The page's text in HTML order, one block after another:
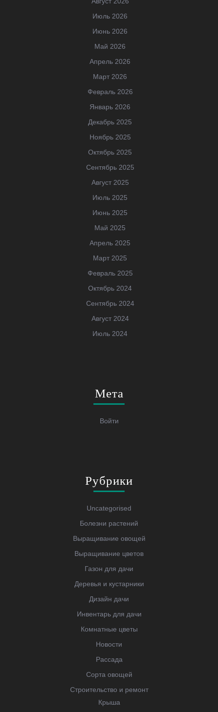
Июль 2026
Июнь 2026
Май 2026
Апрель 2026
Март 2026
Февраль 2026
Январь 2026
Декабрь 2025
Ноябрь 2025
Октябрь 2025
Сентябрь 2025
Август 2025
Июль 2025
Июнь 2025
Май 2025
Апрель 2025
Март 2025
Февраль 2025
Октябрь 2024
Сентябрь 2024
Август 2024
Июль 2024
Мета
Войти
Рубрики
Uncategorised
Болезни растений
Выращивание овощей
Выращивание цветов
Газон для дачи
Деревья и кустарники
Дизайн дачи
Инвентарь для дачи
Комнатные цветы
Новости
Рассада
Сорта овощей
Строительство и ремонт
Крыша